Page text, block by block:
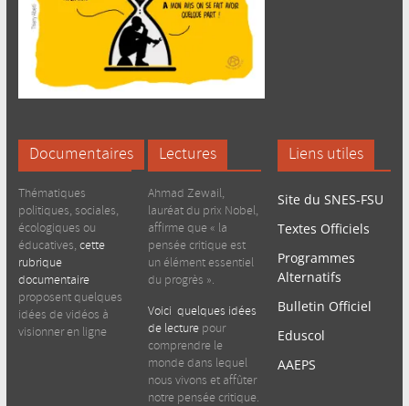
Documentaires
Thématiques
politiques, sociales,
écologiques ou
éducatives, cette
rubrique
documentaire
proposent quelques
idées de vidéos à
visionner en ligne
Lectures
Ahmad Zewail,
lauréat du prix Nobel,
affirme que « la
pensée critique est
un élément essentiel
du progrès ».
Voici quelques idées
de lecture pour
comprendre le
monde dans lequel
nous vivons et affûter
notre pensée critique.
Liens utiles
Site du SNES-FSU
Textes Officiels
Programmes
Alternatifs
Bulletin Officiel
Eduscol
AAEPS